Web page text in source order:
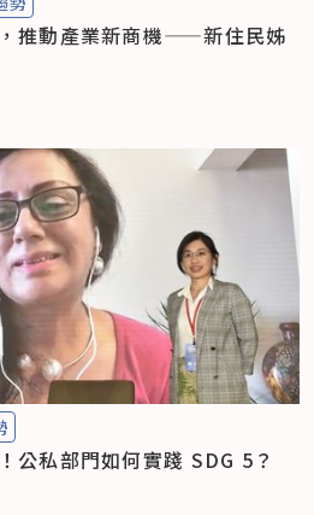
推動產業新商機——新住民姊
公私部門如何實踐 SDG 5？